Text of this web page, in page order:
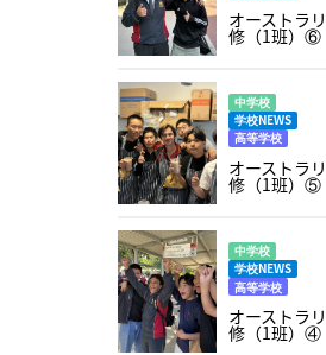
オーストラ
修（1班）⑥
中学校
学校NEWS
高等学校
オーストラ
修（1班）⑤
中学校
学校NEWS
高等学校
オーストラ
修（1班）④